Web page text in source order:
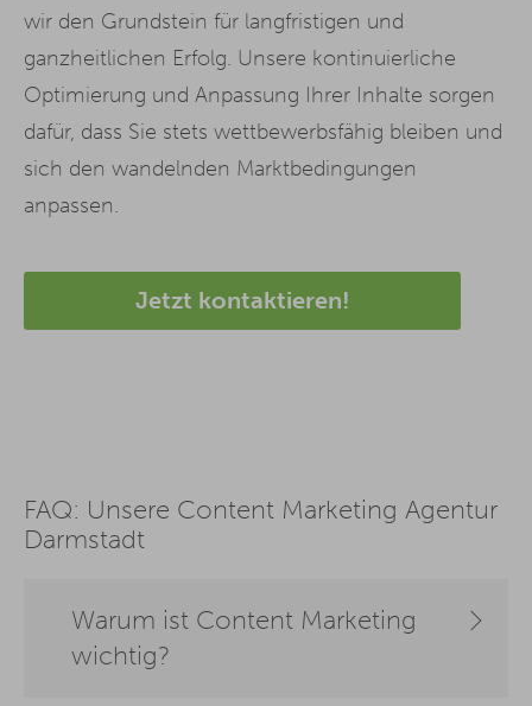
wir den Grundstein für langfristigen und
ganzheitlichen Erfolg. Unsere kontinuierliche
Optimierung und Anpassung Ihrer Inhalte sorgen
dafür, dass Sie stets wettbewerbsfähig bleiben und
sich den wandelnden Marktbedingungen
anpassen.
Jetzt kontaktieren!
FAQ: Unsere Content Marketing Agentur
Darmstadt
Warum ist Content Marketing
wichtig?